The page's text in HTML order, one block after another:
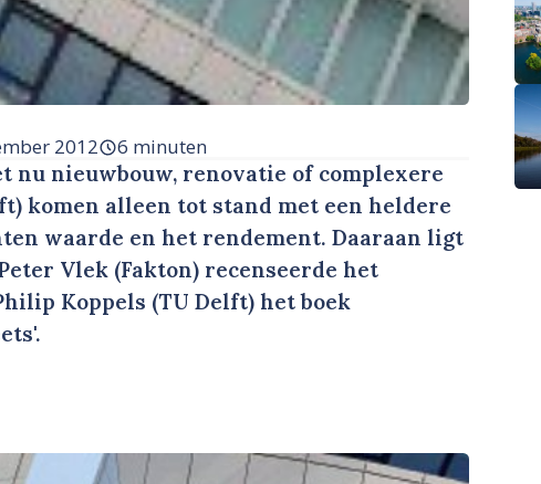
2012 6 minuten
nu nieuwbouw, renovatie of complexere
komen alleen tot stand met een heldere
waarde en het rendement. Daaraan ligt
Vlek (Fakton) recenseerde het
Koppels (TU Delft) het boek